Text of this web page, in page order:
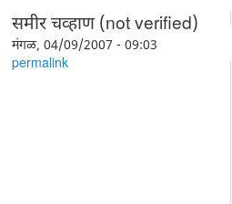
समीर चव्हाण (not verified)
मंगळ, 04/09/2007 - 09:03
permalink